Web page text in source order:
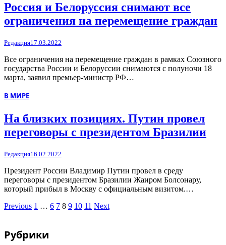
Россия и Белоруссия снимают все
ограничения на перемещение граждан
Редакция17.03.2022
Все ограничения на перемещение граждан в рамках Союзного
государства России и Белоруссии снимаются с полуночи 18
марта, заявил премьер-министр РФ…
В МИРЕ
На близких позициях. Путин провел
переговоры с президентом Бразилии
Редакция16.02.2022
Президент России Владимир Путин провел в среду
переговоры с президентом Бразилии Жаиром Болсонару,
который прибыл в Москву с официальным визитом.…
Previous 1 … 6 7 8 9 10 11 Next
Рубрики